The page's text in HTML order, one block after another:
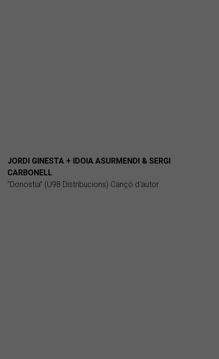
JORDI GINESTA + IDOIA ASURMENDI & SERGI
CARBONELL
“Donostia” (U98 Distribucions) Cançó d'autor